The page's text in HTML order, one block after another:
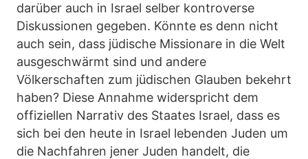
darüber auch in Israel selber kontroverse
Diskussionen gegeben. Könnte es denn nicht
auch sein, dass jüdische Missionare in die Welt
ausgeschwärmt sind und andere
Völkerschaften zum jüdischen Glauben bekehrt
haben? Diese Annahme widerspricht dem
offiziellen Narrativ des Staates Israel, dass es
sich bei den heute in Israel lebenden Juden um
die Nachfahren jener Juden handelt, die